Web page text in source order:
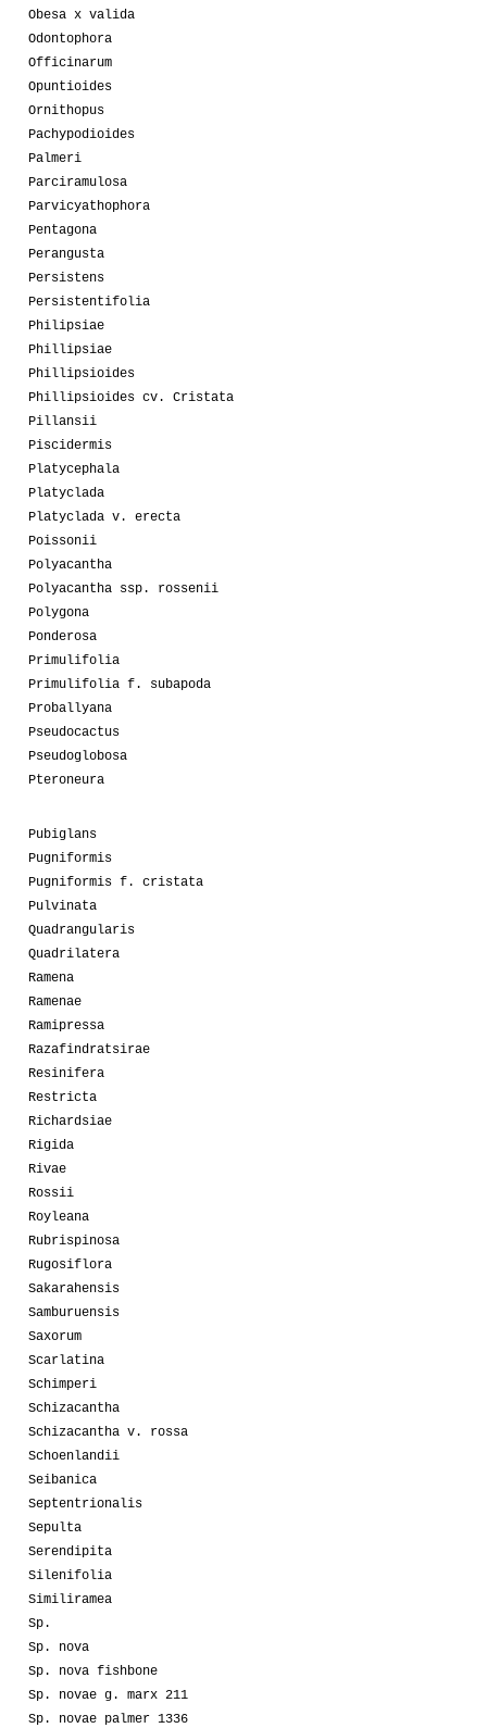
Obesa x valida
Odontophora
Officinarum
Opuntioides
Ornithopus
Pachypodioides
Palmeri
Parciramulosa
Parvicyathophora
Pentagona
Perangusta
Persistens
Persistentifolia
Philipsiae
Phillipsiae
Phillipsioides
Phillipsioides cv. Cristata
Pillansii
Piscidermis
Platycephala
Platyclada
Platyclada v. erecta
Poissonii
Polyacantha
Polyacantha ssp. rossenii
Polygona
Ponderosa
Primulifolia
Primulifolia f. subapoda
Proballyana
Pseudocactus
Pseudoglobosa
Pteroneura
Pubiglans
Pugniformis
Pugniformis f. cristata
Pulvinata
Quadrangularis
Quadrilatera
Ramena
Ramenae
Ramipressa
Razafindratsirae
Resinifera
Restricta
Richardsiae
Rigida
Rivae
Rossii
Royleana
Rubrispinosa
Rugosiflora
Sakarahensis
Samburuensis
Saxorum
Scarlatina
Schimperi
Schizacantha
Schizacantha v. rossa
Schoenlandii
Seibanica
Septentrionalis
Sepulta
Serendipita
Silenifolia
Similiramea
Sp.
Sp. nova
Sp. nova fishbone
Sp. novae g. marx 211
Sp. novae palmer 1336